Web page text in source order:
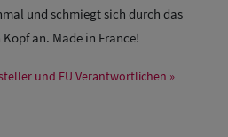
und schmiegt sich durch das
an. Made in France!
und EU Verantwortlichen »